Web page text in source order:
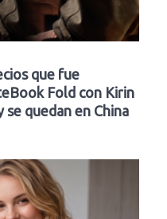
que fue
Fold con Kirin
se quedan en China